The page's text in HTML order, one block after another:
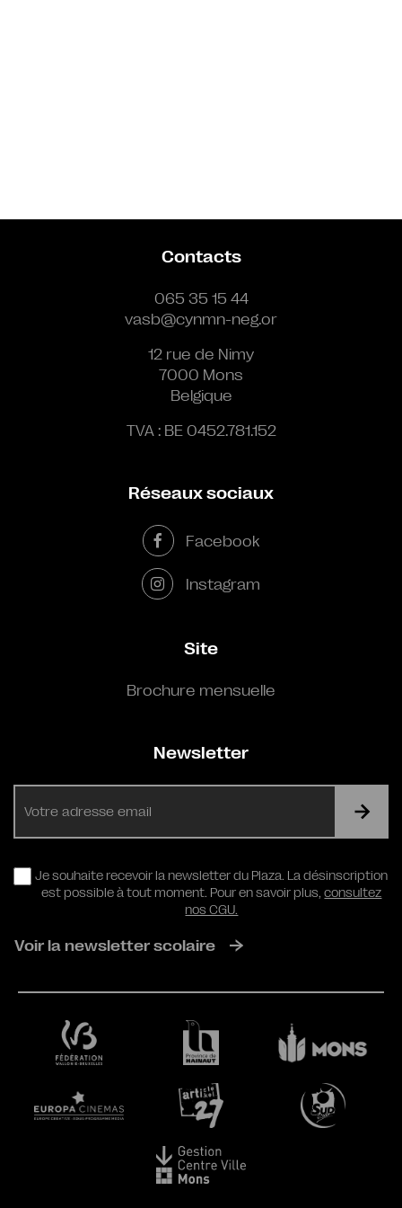
Contacts
065 35 15 44
vasb@cynmn-neg.or
12 rue de Nimy
7000 Mons
Belgique
TVA : BE 0452.781.152
Réseaux sociaux
Facebook
Instagram
Site
Brochure mensuelle
Newsletter
RGPD
Je souhaite recevoir la newsletter du Plaza. La désinscription
est possible à tout moment. Pour en savoir plus,consultez
nos CGU.
Voir la newsletter scolaire